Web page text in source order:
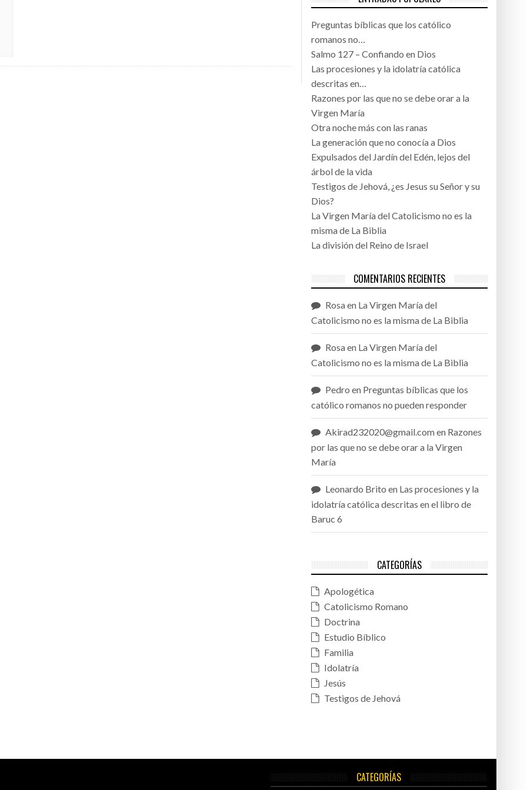
Preguntas bíblicas que los católico
romanos no…
Salmo 127 – Confiando en Dios
Las procesiones y la idolatría católica
descritas en…
Razones por las que no se debe orar a la
Virgen María
Otra noche más con las ranas
La generación que no conocía a Dios
Expulsados del Jardín del Edén, lejos del
árbol de la vida
Testigos de Jehová, ¿es Jesus su Señor y su
Dios?
La Virgen María del Catolicismo no es la
misma de La Biblia
La división del Reino de Israel
COMENTARIOS RECIENTES
Rosaen La Virgen María del
Catolicismo no es la misma de La Biblia
Rosaen La Virgen María del
Catolicismo no es la misma de La Biblia
Pedro en Preguntas bíblicas que los
católico romanos no pueden responder
Akirad232020@gmail.comen Razones
por las que no se debe orar a la Virgen
María
Leonardo Brito en Las procesiones y la
idolatría católica descritas en el libro de
Baruc 6
CATEGORÍAS
Apologética
Catolicismo Romano
Doctrina
Estudio Bíblico
Familia
Idolatría
Jesús
Testigos de Jehová
CATEGORÍAS